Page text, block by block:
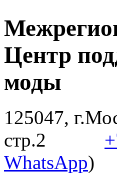
Центр
моды
125047,
стр.2
WhatsApp